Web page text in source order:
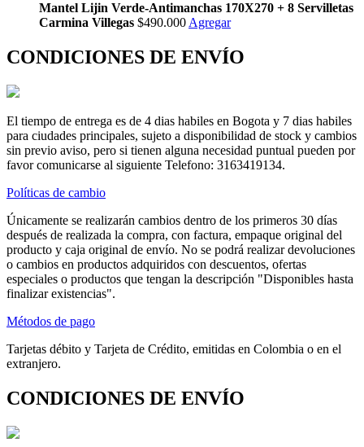
Mantel Lijin Verde-Antimanchas 170X270 + 8 Servilletas
Carmina Villegas $490.000 Agregar
CONDICIONES DE ENVÍO
El tiempo de entrega es de 4 dias habiles en Bogota y 7 dias habiles
para ciudades principales, sujeto a disponibilidad de stock y cambios
sin previo aviso, pero si tienen alguna necesidad puntual pueden por
favor comunicarse al siguiente Telefono: 3163419134.
Políticas de cambio
Únicamente se realizarán cambios dentro de los primeros 30 días
después de realizada la compra, con factura, empaque original del
producto y caja original de envío. No se podrá realizar devoluciones
o cambios en productos adquiridos con descuentos, ofertas
especiales o productos que tengan la descripción "Disponibles hasta
finalizar existencias".
Métodos de pago
Tarjetas débito y Tarjeta de Crédito, emitidas en Colombia o en el
extranjero.
CONDICIONES DE ENVÍO